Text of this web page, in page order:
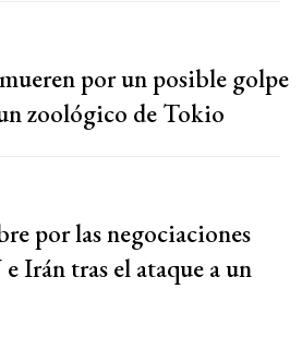
por un posible golpe
zoológico de Tokio
por las negociaciones
Irán tras el ataque a un